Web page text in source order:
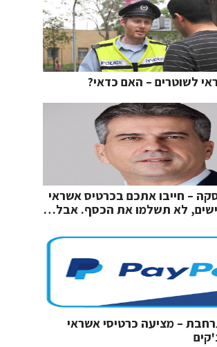
לשוטרים – האם כדאי?
– חייבו אתכם בכרטיס אשראי
לא תשלמו את הכסף. אבל…
– מציעה כרטיסי אשראי